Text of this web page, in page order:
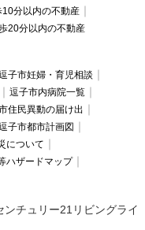
分以内の不動産
20分以内の不動産
子市妊婦・育児相談
逗子市内病院一覧
住民異動の届け出
子市都市計画図
について
ハザードマップ
チュリー21リビングライ